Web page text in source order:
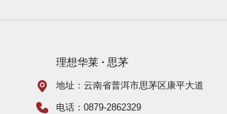
理想华莱 · 思茅
地址：云南省普洱市思茅区康平大道
电话：0879-2862329